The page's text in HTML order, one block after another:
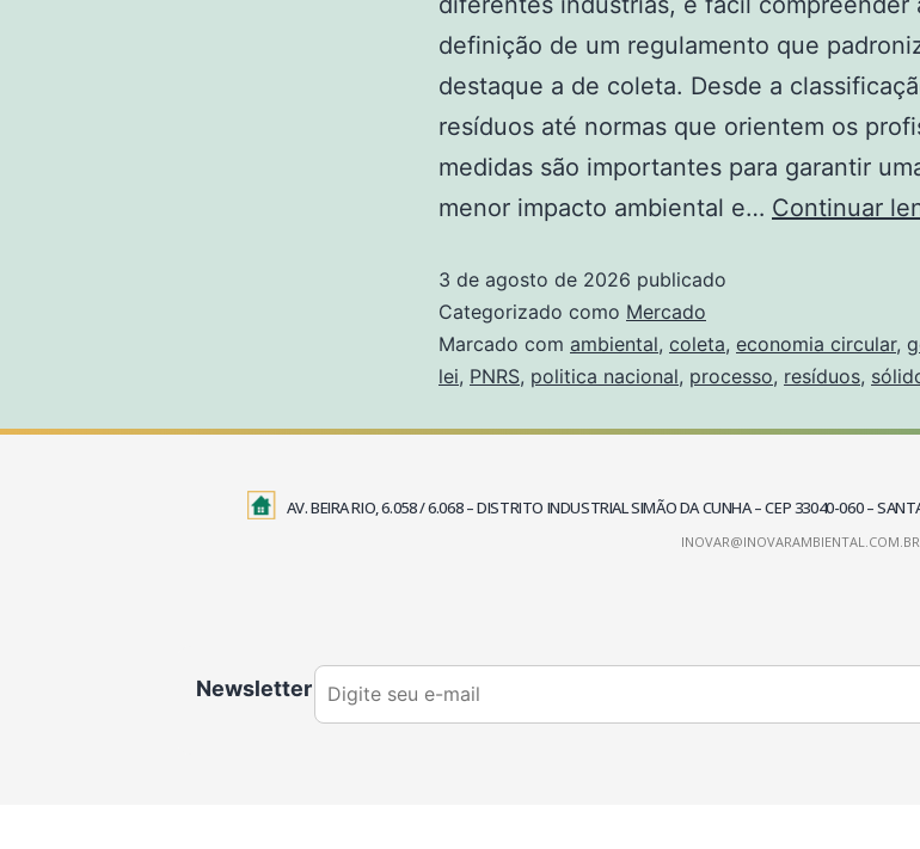
definição de um regulamento que
destaque a de coleta. Desde a
resíduos até normas que orientem os
medidas são importantes para garantir
menor impacto ambiental e… Continuar
3 de agosto de 2026 publicado
Categorizado como Mercado
Marcado com ambiental, coleta, economia circular,
lei, PNRS, politica nacional, processo, resíduos,
AV. BEIRA RIO, 6.058 / 6.068 – DISTRITO INDUSTRIAL SIMÃO DA CUNHA – CEP 33040-060 –
INOVAR@INOVARAMBIENTAL.COM.BR
Newsletter